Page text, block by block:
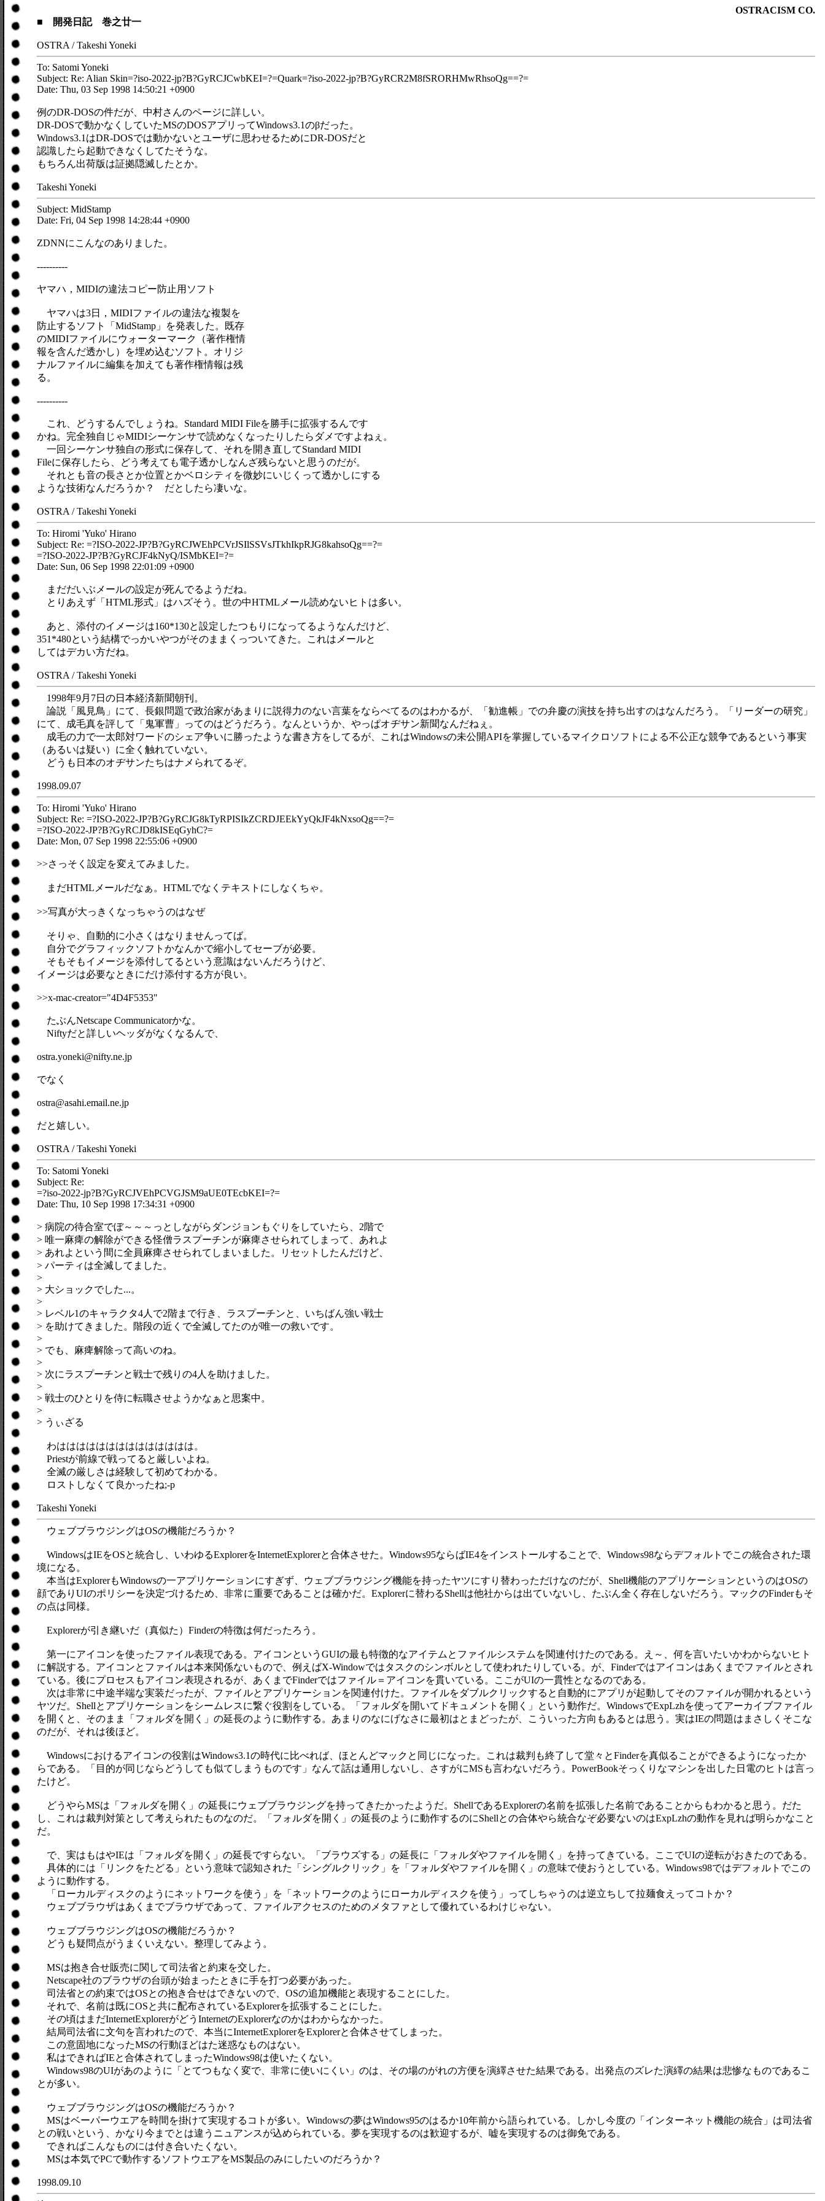
OSTRACISM CO.
■ 開発日記 巻之廿一
OSTRA / Takeshi Yoneki
To: Satomi Yoneki
Subject: Re: Alian Skin=?iso-2022-jp?B?GyRCJCwbKEI=?=Quark=?iso-2022-jp?B?GyRCR2M8fSRORHMwRhsoQg==?=
Date: Thu, 03 Sep 1998 14:50:21 +0900
例のDR-DOSの件だが、中村さんのページに詳しい。
DR-DOSで動かなくしていたMSのDOSアプリってWindows3.1のβだった。
Windows3.1はDR-DOSでは動かないとユーザに思わせるためにDR-DOSだと
認識したら起動できなくしてたそうな。
もちろん出荷版は証拠隠滅したとか。
Takeshi Yoneki
Subject: MidStamp
Date: Fri, 04 Sep 1998 14:28:44 +0900
ZDNNにこんなのありました。
----------
ヤマハ，MIDIの違法コピー防止用ソフト
ヤマハは3日，MIDIファイルの違法な複製を
防止するソフト「MidStamp」を発表した。既存
のMIDIファイルにウォーターマーク（著作権情
報を含んだ透かし）を埋め込むソフト。オリジ
ナルファイルに編集を加えても著作権情報は残
る。
----------
これ、どうするんでしょうね。Standard MIDI Fileを勝手に拡張するんです
かね。完全独自じゃMIDIシーケンサで読めなくなったりしたらダメですよねぇ。
一回シーケンサ独自の形式に保存して、それを開き直してStandard MIDI
Fileに保存したら、どう考えても電子透かしなんざ残らないと思うのだが。
それとも音の長さとか位置とかベロシティを微妙にいじくって透かしにする
ような技術なんだろうか？ だとしたら凄いな。
OSTRA / Takeshi Yoneki
To: Hiromi 'Yuko' Hirano
Subject: Re: =?ISO-2022-JP?B?GyRCJWEhPCVrJSIlSSVsJTkhIkpRJG8kahsoQg==?=
=?ISO-2022-JP?B?GyRCJF4kNyQ/ISMbKEI=?=
Date: Sun, 06 Sep 1998 22:01:09 +0900
まだだいぶメールの設定が死んでるようだね。
とりあえず「HTML形式」はハズそう。世の中HTMLメール読めないヒトは多い。
あと、添付のイメージは160*130と設定したつもりになってるようなんだけど、
351*480という結構でっかいやつがそのままくっついてきた。これはメールと
してはデカい方だね。
OSTRA / Takeshi Yoneki
1998年9月7日の日本経済新聞朝刊。
論説「風見鳥」にて、長銀問題で政治家があまりに説得力のない言葉をならべてるのはわかるが、「勧進帳」での弁慶の演技を持ち出すのはなんだろう。「リーダーの研究」
にて、成毛真を評して「鬼軍曹」ってのはどうだろう。なんというか、やっぱオヂサン新聞なんだねぇ。
成毛の力で一太郎対ワードのシェア争いに勝ったような書き方をしてるが、これはWindowsの未公開APIを掌握しているマイクロソフトによる不公正な競争であるという事実
（あるいは疑い）に全く触れていない。
どうも日本のオヂサンたちはナメられてるぞ。
1998.09.07
To: Hiromi 'Yuko' Hirano
Subject: Re: =?ISO-2022-JP?B?GyRCJG8kTyRPISIkZCRDJEEkYyQkJF4kNxsoQg==?=
=?ISO-2022-JP?B?GyRCJD8kISEqGyhC?=
Date: Mon, 07 Sep 1998 22:55:06 +0900
>>さっそく設定を変えてみました。
まだHTMLメールだなぁ。HTMLでなくテキストにしなくちゃ。
>>写真が大っきくなっちゃうのはなぜ
そりゃ、自動的に小さくはなりませんってば。
自分でグラフィックソフトかなんかで縮小してセーブが必要。
そもそもイメージを添付してるという意識はないんだろうけど、
イメージは必要なときにだけ添付する方が良い。
>>x-mac-creator="4D4F5353"
たぶんNetscape Communicatorかな。
Niftyだと詳しいヘッダがなくなるんで、
ostra.yoneki@nifty.ne.jp
でなく
ostra@asahi.email.ne.jp
だと嬉しい。
OSTRA / Takeshi Yoneki
To: Satomi Yoneki
Subject: Re:
=?iso-2022-jp?B?GyRCJVEhPCVGJSM9aUE0TEcbKEI=?=
Date: Thu, 10 Sep 1998 17:34:31 +0900
> 病院の待合室でぼ～～～っとしながらダンジョンもぐりをしていたら、2階で
> 唯一麻痺の解除ができる怪僧ラスプーチンが麻痺させられてしまって、あれよ
> あれよという間に全員麻痺させられてしまいました。リセットしたんだけど、
> パーティは全滅してました。
>
> 大ショックでした...。
>
> レベル1のキャラクタ4人で2階まで行き、ラスプーチンと、いちばん強い戦士
> を助けてきました。階段の近くで全滅してたのが唯一の救いです。
>
> でも、麻痺解除って高いのね。
>
> 次にラスプーチンと戦士で残りの4人を助けました。
>
> 戦士のひとりを侍に転職させようかなぁと思案中。
>
> うぃざる
わはははははははははははははは。
Priestが前線で戦ってると厳しいよね。
全滅の厳しさは経験して初めてわかる。
ロストしなくて良かったね;-p
Takeshi Yoneki
ウェブブラウジングはOSの機能だろうか？
WindowsはIEをOSと統合し、いわゆるExplorerをInternetExplorerと合体させた。Windows95ならばIE4をインストールすることで、Windows98ならデフォルトでこの統合された環
境になる。
本当はExplorerもWindowsの一アプリケーションにすぎず、ウェブブラウジング機能を持ったヤツにすり替わっただけなのだが、Shell機能のアプリケーションというのはOSの
顔でありUIのポリシーを決定づけるため、非常に重要であることは確かだ。Explorerに替わるShellは他社からは出ていないし、たぶん全く存在しないだろう。マックのFinderもそ
の点は同様。
Explorerが引き継いだ（真似た）Finderの特徴は何だったろう。
第一にアイコンを使ったファイル表現である。アイコンというGUIの最も特徴的なアイテムとファイルシステムを関連付けたのである。え～、何を言いたいかわからないヒト
に解説する。アイコンとファイルは本来関係ないもので、例えばX-Windowではタスクのシンボルとして使われたりしている。が、Finderではアイコンはあくまでファイルとされ
ている。後にプロセスもアイコン表現されるが、あくまでFinderではファイル＝アイコンを貫いている。ここがUIの一貫性となるのである。
次は非常に中途半端な実装だったが、ファイルとアプリケーションを関連付けた。ファイルをダブルクリックすると自動的にアプリが起動してそのファイルが開かれるという
ヤツだ。Shellとアプリケーションをシームレスに繋ぐ役割をしている。「フォルダを開いてドキュメントを開く」という動作だ。WindowsでExpLzhを使ってアーカイブファイル
を開くと、そのまま「フォルダを開く」の延長のように動作する。あまりのなにげなさに最初はとまどったが、こういった方向もあるとは思う。実はIEの問題はまさしくそこな
のだが、それは後ほど。
Windowsにおけるアイコンの役割はWindows3.1の時代に比べれば、ほとんどマックと同じになった。これは裁判も終了して堂々とFinderを真似ることができるようになったか
らである。「目的が同じならどうしても似てしまうものです」なんて話は通用しないし、さすがにMSも言わないだろう。PowerBookそっくりなマシンを出した日電のヒトは言っ
たけど。
どうやらMSは「フォルダを開く」の延長にウェブブラウジングを持ってきたかったようだ。ShellであるExplorerの名前を拡張した名前であることからもわかると思う。だた
し、これは裁判対策として考えられたものなのだ。「フォルダを開く」の延長のように動作するのにShellとの合体やら統合なぞ必要ないのはExpLzhの動作を見れば明らかなこと
だ。
で、実はもはやIEは「フォルダを開く」の延長ですらない。「ブラウズする」の延長に「フォルダやファイルを開く」を持ってきている。ここでUIの逆転がおきたのである。
具体的には「リンクをたどる」という意味で認知された「シングルクリック」を「フォルダやファイルを開く」の意味で使おうとしている。Windows98ではデフォルトでこの
ように動作する。
「ローカルディスクのようにネットワークを使う」を「ネットワークのようにローカルディスクを使う」ってしちゃうのは逆立ちして拉麺食えってコトか？
ウェブブラウザはあくまでブラウザであって、ファイルアクセスのためのメタファとして優れているわけじゃない。
ウェブブラウジングはOSの機能だろうか？
どうも疑問点がうまくいえない。整理してみよう。
MSは抱き合せ販売に関して司法省と約束を交した。
Netscape社のブラウザの台頭が始まったときに手を打つ必要があった。
司法省との約束ではOSとの抱き合せはできないので、OSの追加機能と表現することにした。
それで、名前は既にOSと共に配布されているExplorerを拡張することにした。
その頃はまだInternetExplorerがどうInternetのExplorerなのかはわからなかった。
結局司法省に文句を言われたので、本当にInternetExplorerをExplorerと合体させてしまった。
この意固地になったMSの行動ほどはた迷惑なものはない。
私はできればIEと合体されてしまったWindows98は使いたくない。
Windows98のUIがあのように「とてつもなく変で、非常に使いにくい」のは、その場のがれの方便を演繹させた結果である。出発点のズレた演繹の結果は悲惨なものであるこ
とが多い。
ウェブブラウジングはOSの機能だろうか？
MSはベーパーウエアを時間を掛けて実現するコトが多い。Windowsの夢はWindows95のはるか10年前から語られている。しかし今度の「インターネット機能の統合」は司法省
との戦いという、かなり今までとは違うニュアンスが込められている。夢を実現するのは歓迎するが、嘘を実現するのは御免である。
できればこんなものには付き合いたくない。
MSは本気でPCで動作するソフトウエアをMS製品のみにしたいのだろうか？
1998.09.10